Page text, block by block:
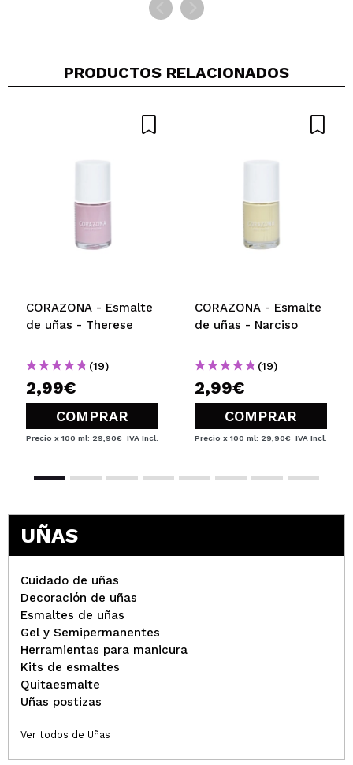
PRODUCTOS RELACIONADOS
CORAZONA - Esmalte
de uñas - Therese
(19)
2,99€
COMPRAR
Precio x 100 ml: 29,90€ IVA Incl.
CORAZONA - Esmalte
de uñas - Narciso
(19)
2,99€
COMPRAR
Precio x 100 ml: 29,90€ IVA Incl.
UÑAS
Cuidado de uñas
Decoración de uñas
Esmaltes de uñas
Gel y Semipermanentes
Herramientas para manicura
Kits de esmaltes
Quitaesmalte
Uñas postizas
Ver todos de Uñas